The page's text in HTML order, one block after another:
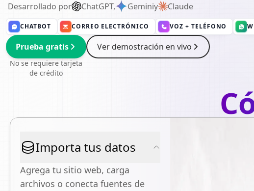
Desarrollado por ChatGPT, Geminiy Claude
CHATBOT CORREO ELECTRÓNICO VOZ + TELÉFONO
Prueba gratis
No se requiere tarjeta
de crédito
Ver demostración en vivo
Importa tus datos
Agrega tu sitio web, carga
archivos o conecta fuentes de